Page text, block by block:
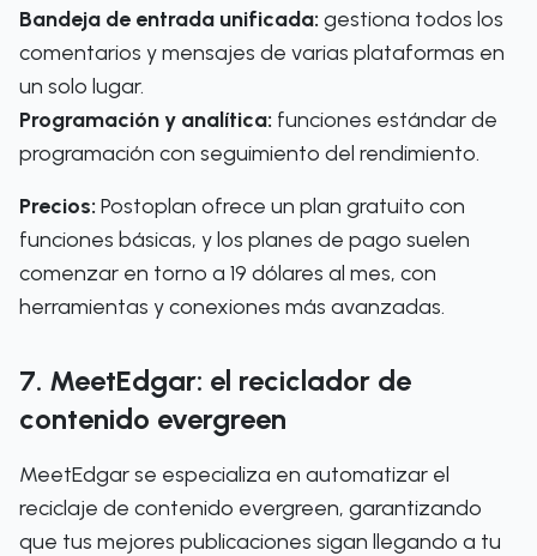
Bandeja de entrada unificada: gestiona todos los
comentarios y mensajes de varias plataformas en
un solo lugar.
Programación y analítica: funciones estándar de
programación con seguimiento del rendimiento.
Precios: Postoplan ofrece un plan gratuito con
funciones básicas, y los planes de pago suelen
comenzar en torno a 19 dólares al mes, con
herramientas y conexiones más avanzadas.
7. MeetEdgar: el reciclador de
contenido evergreen
MeetEdgar se especializa en automatizar el
reciclaje de contenido evergreen, garantizando
que tus mejores publicaciones sigan llegando a tu